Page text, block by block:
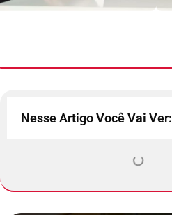
Nesse Artigo Você Vai Ver: